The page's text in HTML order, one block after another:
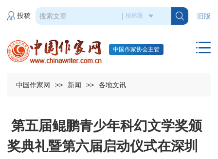
旧版
投稿
中国作家协会主管
中国作家网 >> 新闻 >> 各地文讯
第五届鲲鹏青少年科幻文学奖颁
奖典礼暨第六届启动仪式在深圳